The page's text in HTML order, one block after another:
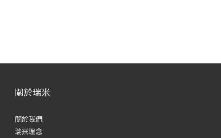
關於瑞米
關於我們
瑞米理念